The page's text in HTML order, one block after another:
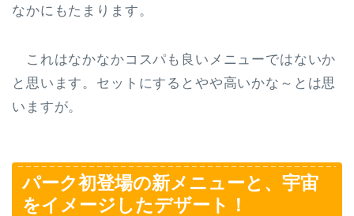
なかにもたまります。
これはなかなかコスパも良いメニューではないか
と思います。セットにするとやや高いかな～とは思
いますが。
パーク初登場の新メニューと、宇宙
をイメージしたデザート！